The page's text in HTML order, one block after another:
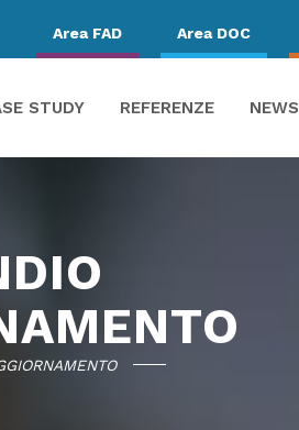
Area DOC
Area FAD
STUDY REFERENZE NEWS